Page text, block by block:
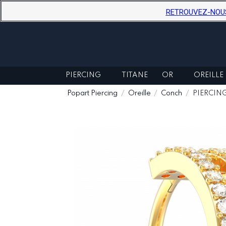
RETROUVEZ-
PIERCING TITANE OR OREILLE
Popart Piercing Oreille Conch